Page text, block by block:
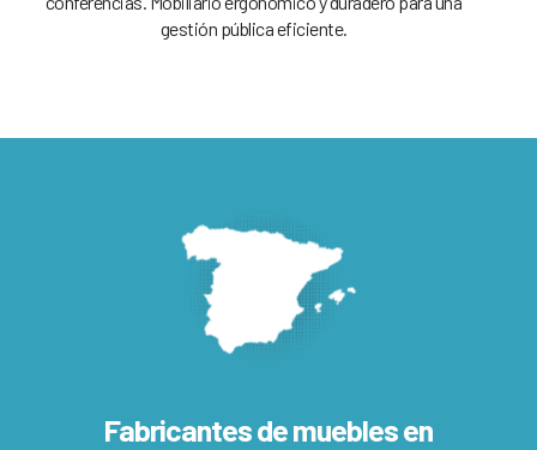
gestión pública eficiente.
Fabricantes de muebles en